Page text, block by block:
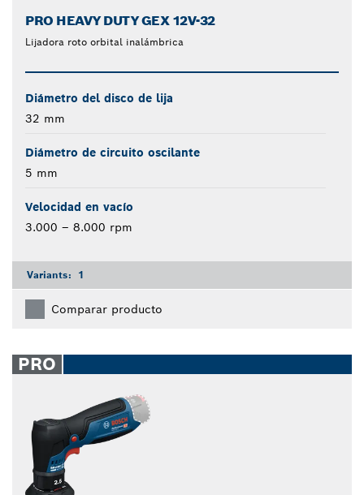
PRO HEAVY DUTY GEX 12V-32
Lijadora roto orbital inalámbrica
Diámetro del disco de lija
32 mm
Diámetro de circuito oscilante
5 mm
Velocidad en vacío
3.000 – 8.000 rpm
Variants: 1
Comparar producto
PRO